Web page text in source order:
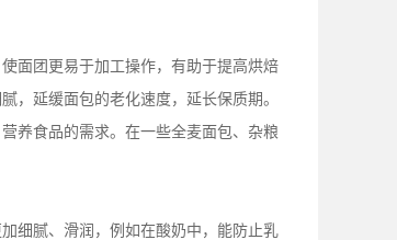
面团更易于加工操作，有助于提高烘焙
，延缓面包的老化速度，延长保质期。
养食品的需求。在一些全麦面包、杂粮
细腻、滑润，例如在酸奶中，能防止乳